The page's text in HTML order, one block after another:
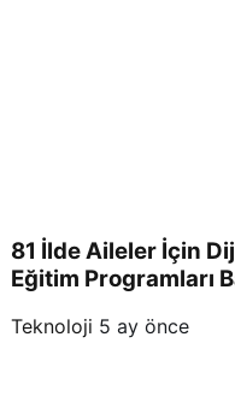
81 İlde Aileler İçin
Eğitim Programları
Teknoloji 5 ay önce